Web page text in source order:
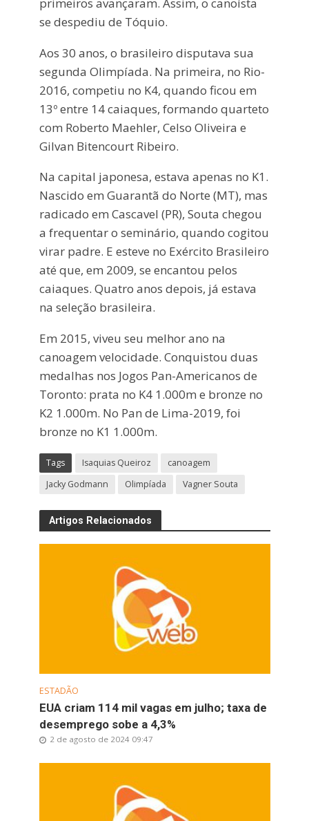
se despediu de Tóquio.
Aos 30 anos, o brasileiro disputava sua
segunda Olimpíada. Na primeira, no Rio-
2016, competiu no K4, quando ficou em
13º entre 14 caiaques, formando quarteto
com Roberto Maehler, Celso Oliveira e
Gilvan Bitencourt Ribeiro.
Na capital japonesa, estava apenas no K1.
Nascido em Guarantã do Norte (MT), mas
radicado em Cascavel (PR), Souta chegou
a frequentar o seminário, quando cogitou
virar padre. E esteve no Exército Brasileiro
até que, em 2009, se encantou pelos
caiaques. Quatro anos depois, já estava
na seleção brasileira.
Em 2015, viveu seu melhor ano na
canoagem velocidade. Conquistou duas
medalhas nos Jogos Pan-Americanos de
Toronto: prata no K4 1.000m e bronze no
K2 1.000m. No Pan de Lima-2019, foi
bronze no K1 1.000m.
Tags Isaquias Queiroz
canoagem
Jacky Godmann
Olimpíada Vagner Souta
Artigos Relacionados
ESTADÃO
EUA criam 114 mil vagas em julho; taxa de
desemprego sobe a 4,3%
2 de agosto de 2024 09:47